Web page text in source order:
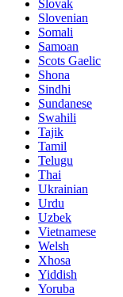
Slovak
Slovenian
Somali
Samoan
Scots Gaelic
Shona
Sindhi
Sundanese
Swahili
Tajik
Tamil
Telugu
Thai
Ukrainian
Urdu
Uzbek
Vietnamese
Welsh
Xhosa
Yiddish
Yoruba